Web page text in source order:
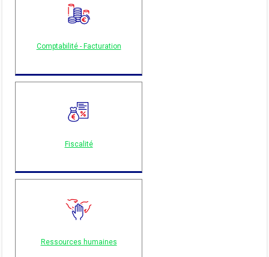
Comptabilité - Facturation
Fiscalité
Ressources humaines